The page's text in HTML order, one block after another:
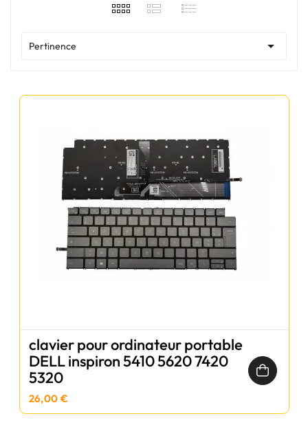
Pertinence 
clavier pour ordinateur portable
DELL inspiron 5410 5620 7420
5320
26,00 €